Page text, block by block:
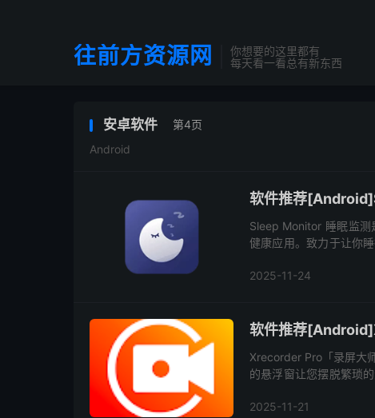
往前方资源网
你想要的这里都有
每天看一看总有新东西
安卓软件
第4页
Android
软件推荐
Sleep Monitor 睡眠监
健康应用。致力于让你
2025-11-24
软件推荐
Xrecorder Pro「录屏大
的悬浮窗让您摆脱繁琐
2025-11-21